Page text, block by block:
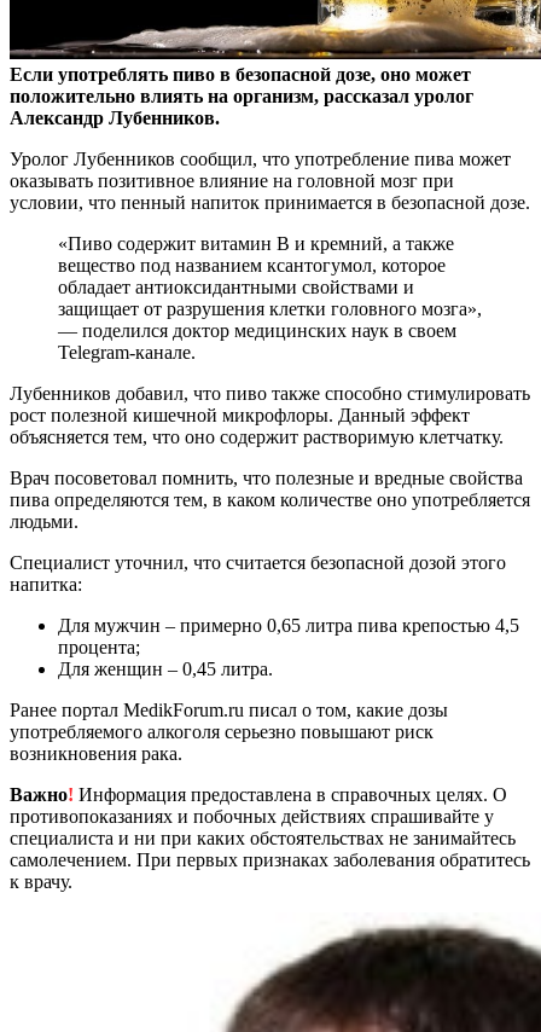
Если употреблять пиво в безопасной дозе, оно может
положительно влиять на организм, рассказал уролог
Александр Лубенников.
Уролог Лубенников сообщил, что употребление пива может
оказывать позитивное влияние на головной мозг при
условии, что пенный напиток принимается в безопасной дозе.
«Пиво содержит витамин В и кремний, а также
вещество под названием ксантогумол, которое
обладает антиоксидантными свойствами и
защищает от разрушения клетки головного мозга»,
— поделился доктор медицинских наук в своем
Telegram-канале.
Лубенников добавил, что пиво также способно стимулировать
рост полезной кишечной микрофлоры. Данный эффект
объясняется тем, что оно содержит растворимую клетчатку.
Врач посоветовал помнить, что полезные и вредные свойства
пива определяются тем, в каком количестве оно употребляется
людьми.
Специалист уточнил, что считается безопасной дозой этого
напитка:
Для мужчин – примерно 0,65 литра пива крепостью 4,5
процента;
Для женщин – 0,45 литра.
Ранее портал MedikForum.ru писал о том, какие дозы
употребляемого алкоголя серьезно повышают риск
возникновения рака.
Важно! Информация предоставлена в справочных целях. О
противопоказаниях и побочных действиях спрашивайте у
специалиста и ни при каких обстоятельствах не занимайтесь
самолечением. При первых признаках заболевания обратитесь
к врачу.